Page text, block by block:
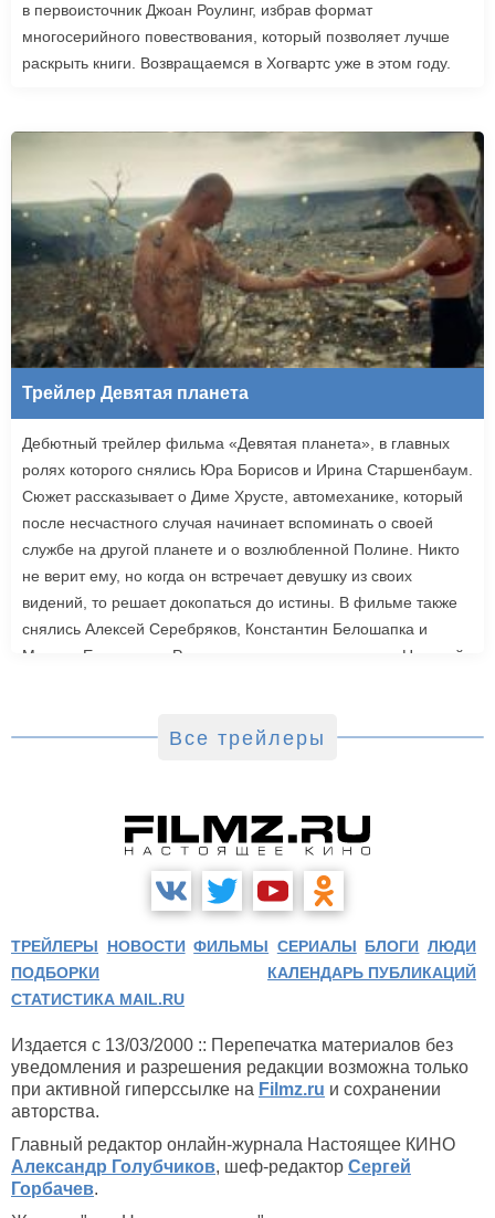
в первоисточник Джоан Роулинг, избрав формат
многосерийного повествования, который позволяет лучше
раскрыть книги. Возвращаемся в Хогвартс уже в этом году.
Трейлер Девятая планета
Дебютный трейлер фильма «Девятая планета», в главных
ролях которого снялись Юра Борисов и Ирина Старшенбаум.
Сюжет рассказывает о Диме Хрусте, автомеханике, который
после несчастного случая начинает вспоминать о своей
службе на другой планете и о возлюбленной Полине. Никто
не верит ему, но когда он встречает девушку из своих
видений, то решает докопаться до истины. В фильме также
снялись Алексей Серебряков, Константин Белошапка и
Максим Емельянов. Режиссером картины выступил Николай
Все трейлеры
ТРЕЙЛЕРЫ НОВОСТИ ФИЛЬМЫ СЕРИАЛЫ БЛОГИ ЛЮДИ
ПОДБОРКИ
КАЛЕНДАРЬ ПУБЛИКАЦИЙ
СТАТИСТИКА MAIL.RU
Издается с 13/03/2000 :: Перепечатка материалов без
уведомления и разрешения редакции возможна только
при активной гиперссылке на Filmz.ru и сохранении
авторства.
Главный редактор онлайн-журнала Настоящее КИНО
Александр Голубчиков, шеф-редактор Сергей
Горбачев.